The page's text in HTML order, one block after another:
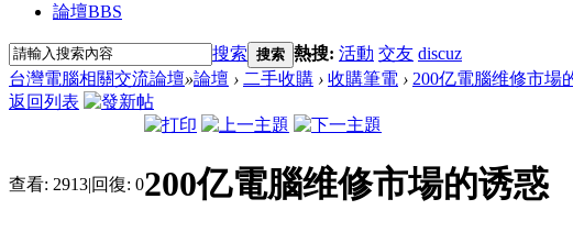
論壇BBS
搜索 搜索 熱搜: 活動 交友 discuz
台灣電腦相關交流論壇»論壇 › 二手收購 › 收購筆電 › 200亿電腦维修市場
返回列表
查看: 2913|回復: 0200亿電腦维修市場的诱惑